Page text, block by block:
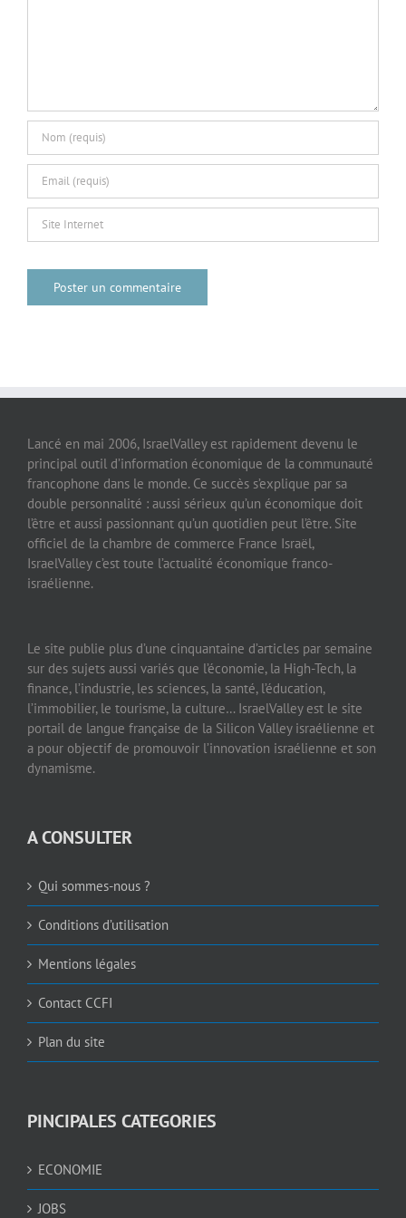
Lancé en mai 2006, IsraelValley est rapidement devenu le
principal outil d’information économique de la communauté
francophone dans le monde. Ce succès s’explique par sa
double personnalité : aussi sérieux qu’un économique doit
l’être et aussi passionnant qu’un quotidien peut l’être. Site
officiel de la chambre de commerce France Israël,
IsraelValley c’est toute l’actualité économique franco-
israélienne.
Le site publie plus d’une cinquantaine d’articles par semaine
sur des sujets aussi variés que l’économie, la High-Tech, la
finance, l’industrie, les sciences, la santé, l’éducation,
l’immobilier, le tourisme, la culture… IsraelValley est le site
portail de langue française de la Silicon Valley israélienne et
a pour objectif de promouvoir l’innovation israélienne et son
dynamisme.
A CONSULTER
Qui sommes-nous ?
Conditions d’utilisation
Mentions légales
Contact CCFI
Plan du site
PINCIPALES CATEGORIES
ECONOMIE
JOBS